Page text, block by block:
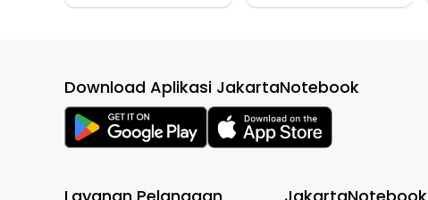
Download Aplikasi JakartaNotebook